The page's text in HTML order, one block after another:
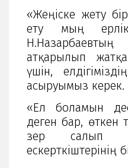
«Жеңіске жету
ету мың
атқарылып
үшін,
асыруымыз керек.
«Ел боламын
деген бар, өткен
зер салып
ескерткіштерінің